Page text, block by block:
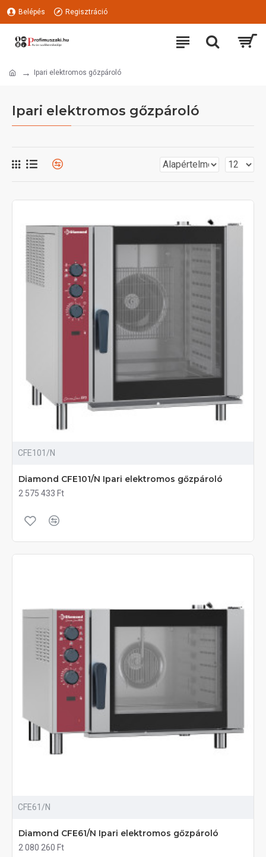
Belépés Regisztráció
Ipari elektromos gőzpároló
Ipari elektromos gőzpároló
CFE101/N
Diamond CFE101/N Ipari elektromos gőzpároló
2 575 433 Ft
CFE61/N
Diamond CFE61/N Ipari elektromos gőzpároló
2 080 260 Ft